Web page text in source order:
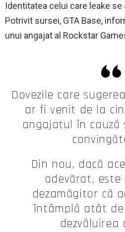
Identitatea celui care leake se
Potrivit sursei, GTA Base,
unui angajat al Rockstar
Dovezile care
ar fi venit de la
angajatul în
Din nou, dacă
adevărat, este
dezamăgitor că
întâmplă atât
dezvăluirea